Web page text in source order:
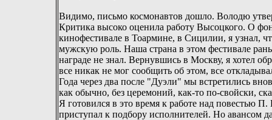
Видимо, письмо космонавтов дошло. Володю
Критика высоко оценила работу Высоцкого. О
кинофестивале в Тоармине, в Сицилии, я узнал,
мужскую роль. Наша страна в этом фестивале
награде не знал. Вернувшись в Москву, я хотел
все никак не мог сообщить об этом, все
Года через два после "Дуэли" мы встретились
как обычно, без церемоний, как-то по-свойски,
Я готовился в это время к работе над повестью
приступал к подбору исполнителей. Но авансом